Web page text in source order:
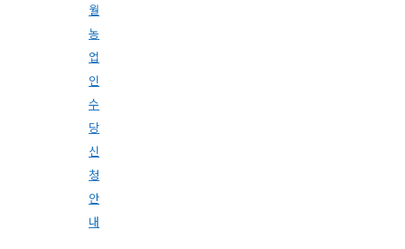
월
농
업
인
수
당
신
청
안
내